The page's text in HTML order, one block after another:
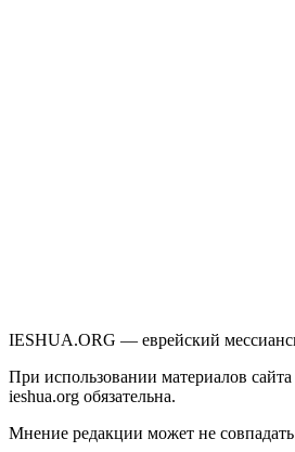
IESHUA.ORG — еврейский
При использовании материалов
ieshua.org обязательна.
Мнение редакции может не